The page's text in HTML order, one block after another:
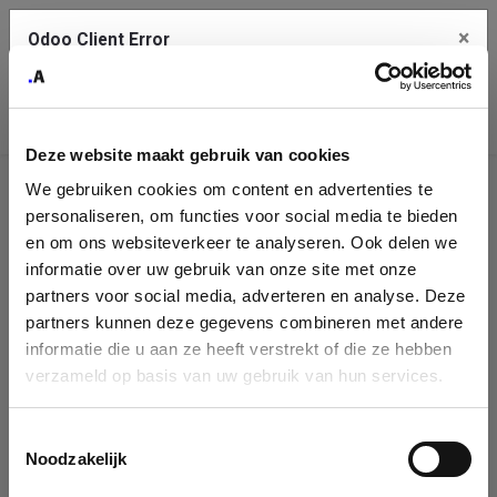
Deze website maakt gebruik van cookies
We gebruiken cookies om content en advertenties te
personaliseren, om functies voor social media te bieden
en om ons websiteverkeer te analyseren. Ook delen we
informatie over uw gebruik van onze site met onze
partners voor social media, adverteren en analyse. Deze
partners kunnen deze gegevens combineren met andere
informatie die u aan ze heeft verstrekt of die ze hebben
verzameld op basis van uw gebruik van hun services.
Noodzakelijk
Company
Identification
Please fill in your company details
You can search a company in our database by name, VAT or
enterprise ID. When a company is selected it will auto-complete the
form. If you don't find your company in our database, you can create
Odoo Client Error ×
service.
See details
Ok